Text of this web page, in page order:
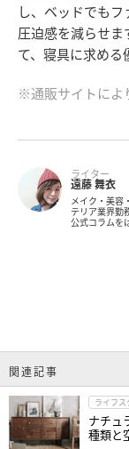
し、ベッドでもフ
圧迫感を減らせ
て、寝具に求める
※通販サイトによ
ライター
遠藤 舞衣
メイク・美容
テリア業界勤
公式コラムを
関連記事
ライフス
ナチュ
種類と